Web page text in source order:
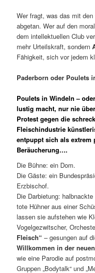
Wer fragt, was das mit
abgetan. Wer auf den
dem intellektuellen Club
mehr Urteilskraft, sondern
Fähigkeit, sich vor jedem
Paderborn oder Poulets
Poulets in Windeln –
lustig macht, nur nie
Protest gegen die
Fleischindustrie
entpuppt sich als
Beräucherung….
Die Bühne: ein Dom.
Die Gäste: ein
Erzbischof.
Die Darbietung:
tote Hühner aus einer
lassen sie aufstehen wie
Vogelgezwitscher,
Fleisch“ – gesungen auf
Willkommen in der
wie eine Parodie auf
Gruppen „Bodytalk“ und